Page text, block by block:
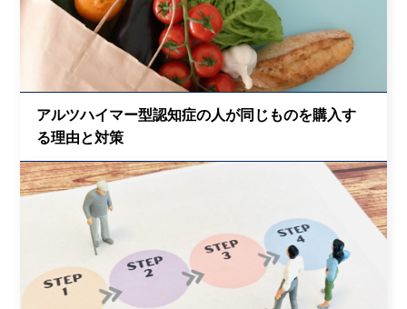
アルツハイマー型認知症の人が同じものを購入す
る理由と対策